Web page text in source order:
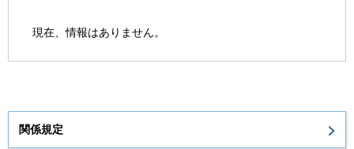
現在、情報はありません。
関係規定